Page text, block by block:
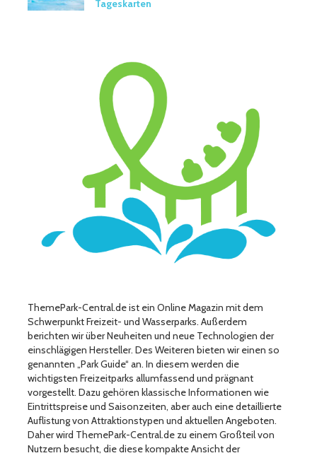
Tageskarten
ThemePark-Central.de ist ein Online Magazin mit dem
Schwerpunkt Freizeit- und Wasserparks. Außerdem
berichten wir über Neuheiten und neue Technologien der
einschlägigen Hersteller. Des Weiteren bieten wir einen so
genannten „Park Guide“ an. In diesem werden die
wichtigsten Freizeitparks allumfassend und prägnant
vorgestellt. Dazu gehören klassische Informationen wie
Eintrittspreise und Saisonzeiten, aber auch eine detaillierte
Auflistung von Attraktionstypen und aktuellen Angeboten.
Daher wird ThemePark-Central.de zu einem Großteil von
Nutzern besucht, die diese kompakte Ansicht der